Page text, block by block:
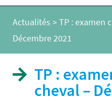
Actualités >TP : examen
Décembre 2021
TP :
cheval –